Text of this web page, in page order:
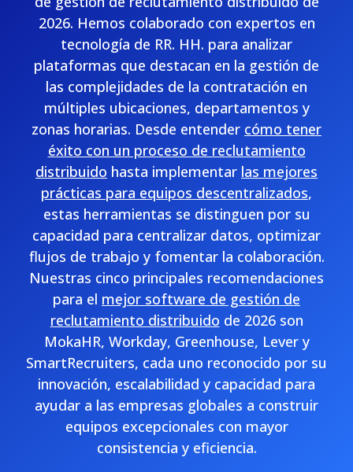
2026. Hemos colaborado con expertos en
tecnología de RR. HH. para analizar
plataformas que destacan en la gestión de
las complejidades de la contratación en
múltiples ubicaciones, departamentos y
zonas horarias. Desde entender cómo tener
éxito con un proceso de reclutamiento
distribuido hasta implementar las mejores
prácticas para equipos descentralizados,
estas herramientas se distinguen por su
capacidad para centralizar datos, optimizar
flujos de trabajo y fomentar la colaboración.
Nuestras cinco principales recomendaciones
para el mejor software de gestión de
reclutamiento distribuido de 2026 son
MokaHR, Workday, Greenhouse, Lever y
SmartRecruiters, cada uno reconocido por su
innovación, escalabilidad y capacidad para
ayudar a las empresas globales a construir
equipos excepcionales con mayor
consistencia y eficiencia.